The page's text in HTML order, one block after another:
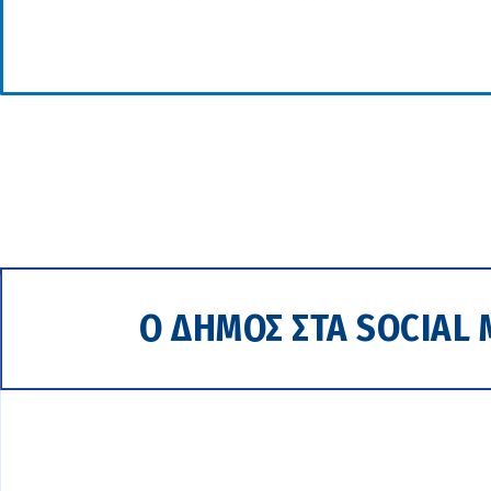
Ο ΔΗΜΟΣ ΣΤΑ SOCIAL